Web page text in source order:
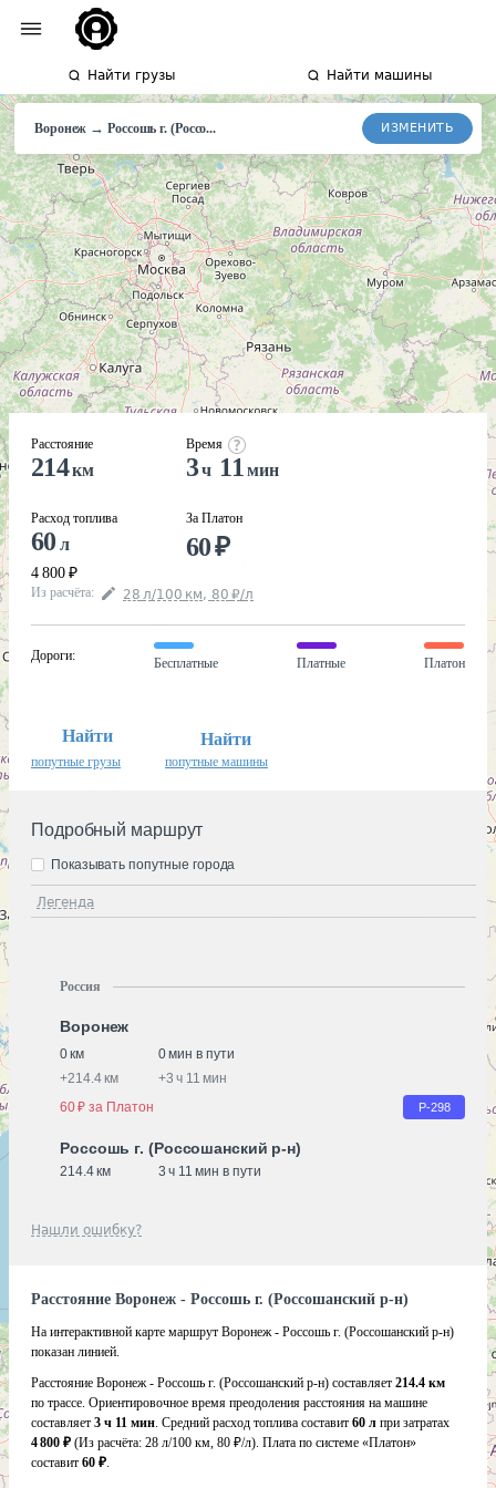
Найти грузы Найти машины
Воронеж →Россошьг. (Россо... ИЗМЕНИТЬ
Расстояние
214км
Расход топлива
60 л
4 800 ₽
Время
3ч 11 мин
За Платон
60₽
Из расчёта: 28 л/100 км, 80 ₽/л
Дороги:
Бесплатные Платные Платон
Найти
попутные грузы
Найти
попутные машины
Подробный маршрут
Легенда
Показывать попутные города
Россия
Воронеж
0 км
0 мин в пути
+214.4 км +3 ч 11 мин
60 ₽ за Платон
Р-298
Россошь г. (Россошанский р-н)
214.4 км 3 ч 11 мин в пути
Нашли ошибку?
Расстояние Воронеж - Россошь г. (Россошанский р-н)
На интерактивной карте маршрут Воронеж - Россошь г. (Россошанский р-н)
показан линией.
Расстояние Воронеж - Россошь г. (Россошанский р-н) составляет 214.4 км
по трассе. Ориентировочное время преодоления расстояния на машине
составляет 3 ч 11 мин. Средний расход топлива составит 60 л при затратах
4 800 ₽ (Из расчёта: 28 л/100 км, 80 ₽/л). Плата по системе «Платон»
составит 60 ₽.